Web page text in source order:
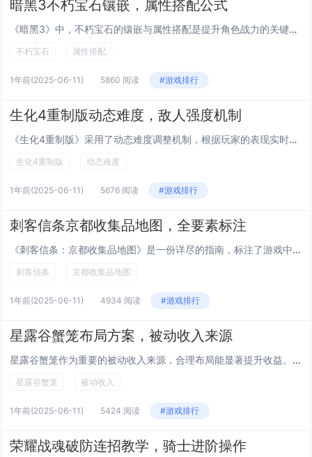
暗黑3不朽宝石镶嵌，属性搭配公式
《暗黑3》中，不朽宝石的镶嵌与属性搭配是提升角色战力的关键。不同职业和build需要针对性选择适合的宝石类型与插槽颜色（红、蓝、黄）进行搭配。力量型角色可优先考虑增加攻击力、暴击率的红色宝石；控制流派则适合搭配蓝色宝石以强化防御或减速效果。...
不朽宝石 属性搭配
1年前(2025-06-11) 5860 阅读 #游戏排行
生化4重制版动态难度，敌人强度机制
《生化4重制版》采用了动态难度调整机制，根据玩家的表现实时改变游戏挑战性。游戏中敌人的强度会随着玩家的战斗效率、资源使用情况以及生存状态进行相应调整。如果玩家在战斗中表现过于强势，敌人可能会拥有更高的血量或攻击力；反之，如果玩家陷入困境，敌...
生化4重制版 动态难度
1年前(2025-06-11) 5676 阅读 #游戏排行
刺客信条京都收集品地图，全要素标注
《刺客信条：京都收集品地图》是一份详尽的指南，标注了游戏中所有隐藏要素和收集品的位置。地图涵盖了主线任务区域及各支线探索点，包括记忆碎片、秘密卷轴、隐藏暗杀目标以及珍贵宝箱等关键内容。通过对全要素的精准定位，玩家可以更高效地完成收集任务，并...
刺客信条 京都收集品地图
1年前(2025-06-11) 4934 阅读 #游戏排行
星露谷蟹笼布局方案，被动收入来源
星露谷蟹笼作为重要的被动收入来源，合理布局能显著提升收益。通常建议在河流、海洋及湖泊附近放置蟹笼，确保最大程度捕捉螃蟹等水产资源。可利用地形特点，如将蟹笼集中布置在水流交汇处，提高捕获概率。升级蟹笼至金质或铱质，配合 Quality 等级提...
星露谷蟹笼 被动收入
1年前(2025-06-11) 5424 阅读 #游戏排行
荣耀战魂破防连招教学，骑士进阶操作